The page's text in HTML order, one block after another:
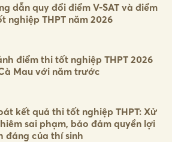
dẫn quy đổi điểm V-SAT và điểm
nghiệp THPT năm 2026
điểm thi tốt nghiệp THPT 2026
Mau với năm trước
kết quả thi tốt nghiệp THPT: Xử
sai phạm, bảo đảm quyền lợi
đáng của thí sinh